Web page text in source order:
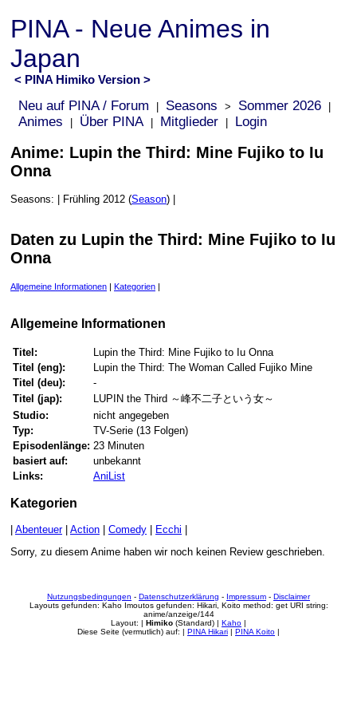
PINA - Neue Animes in
Japan
< PINA Himiko Version >
Neu auf PINA / Forum Seasons > Sommer 2026
Animes Über PINA Mitglieder Login
Anime: Lupin the Third: Mine Fujiko to Iu
Onna
Seasons: | Frühling 2012 (Season) |
Daten zu Lupin the Third: Mine Fujiko to Iu
Onna
Allgemeine Informationen Kategorien
Allgemeine Informationen
Titel:
Lupin the Third: Mine Fujiko to Iu Onna
Titel (eng):
Lupin the Third: The Woman Called Fujiko Mine
Titel (deu):
-
Titel (jap):
LUPIN the Third ～峰不二子という女～
Studio:
nicht angegeben
Typ:
TV-Serie (13 Folgen)
Episodenlänge: 23 Minuten
basiert auf:
unbekannt
Links:
AniList
Kategorien
Abenteuer| Action Comedy Ecchi
Sorry, zu diesem Anime haben wir noch keinen Review geschrieben.
Nutzungsbedingungen - Datenschutzerklärung - Impressum - Disclaimer
Layouts gefunden: Kaho Imoutos gefunden: Hikari, Koito method: get URI string:
anime/anzeige/144
Layout: |
Himiko (Standard) | Kaho
Diese Seite (vermutlich) auf: | PINA Hikari PINA Koito